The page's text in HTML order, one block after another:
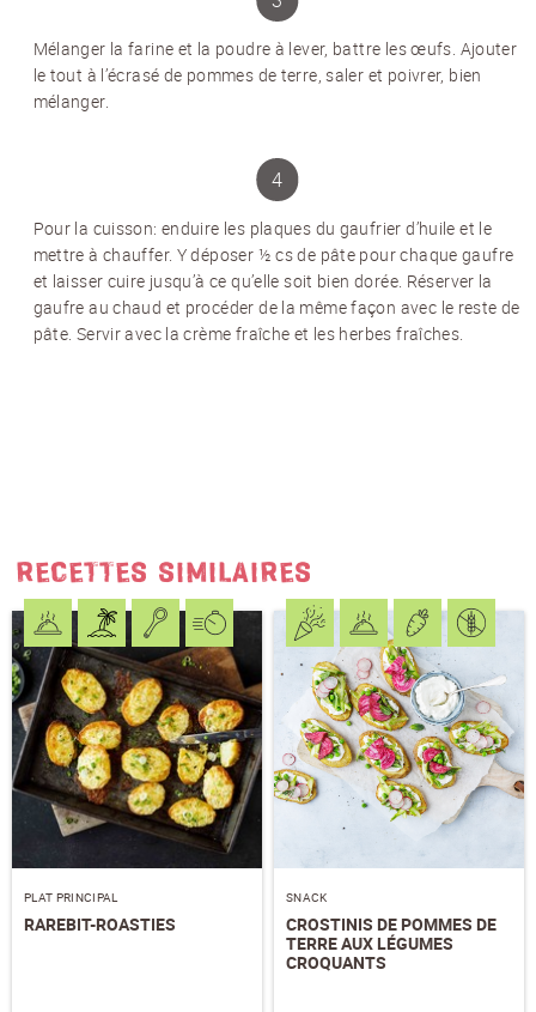
Mélanger la farine et la poudre à lever, battre les œufs. Ajouter
le tout à l’écrasé de pommes de terre, saler et poivrer, bien
mélanger.
Pour la cuisson: enduire les plaques du gaufrier d’huile et le
mettre à chauffer. Y déposer ½ cs de pâte pour chaque gaufre
et laisser cuire jusqu’à ce qu’elle soit bien dorée. Réserver la
gaufre au chaud et procéder de la même façon avec le reste de
pâte. Servir avec la crème fraîche et les herbes fraîches.
RECETTES SIMILAIRES
PLAT PRINCIPAL
RAREBIT-ROASTIES
SNACK
CROSTINIS DE POMMES DE
TERRE AUX LÉGUMES
CROQUANTS
NEWSLETTER
Inscrivez-vous et recevez 12 fois par an les
nouvelles sur les pommes de terre.
(OPTIONAL)
Veuillez choisir...
NOM*
J'accepteles conditions généralesetla
protection des données
S'ABONNER AU NEWSLETTER